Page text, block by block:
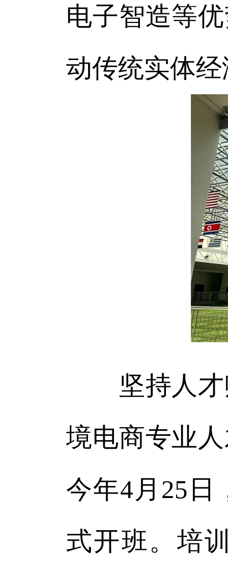
电子智造等
动传统实体
坚持人才
境电商专业
今年4月25日
式开班。培